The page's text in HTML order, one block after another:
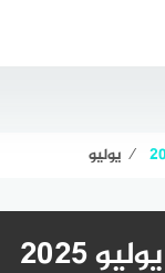
⁄ يوليو
يوليو 2025